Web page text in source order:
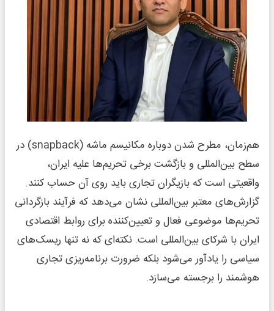
هم‌زمان، مطرح شدن دوباره مکانیسم ماشه (snapback) در
سطح بین‌المللی و بازگشت برخی تحریم‌ها علیه ایران،
واقعیتی است که بازیگران تجاری باید روی آن حساب کنند.
گزارش‌های معتبر بین‌المللی نشان می‌دهد که فرآیند بازگردانی
تحریم‌ها موضوعی فعال و تعیین‌کننده برای روابط اقتصادی
ایران با شرکای بین‌المللی است. نکته‌ای که نه تنها ریسک‌های
سیاسی را یادآور می‌شود بلکه ضرورت برنامه‌ریزی تجاری
هوشمند را برجسته می‌سازد.